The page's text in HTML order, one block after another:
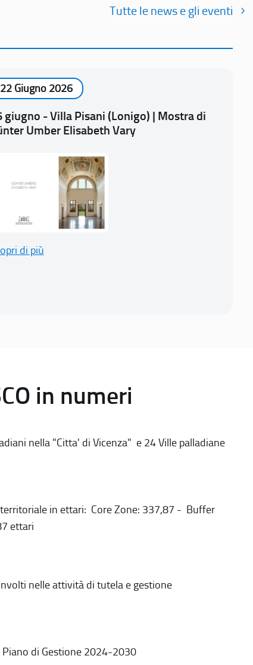
Tutte le news e gli eventi
22 Giugno 2026
giugno - Villa Pisani (Lonigo) | Mostra di
Umber Elisabeth Vary
di più
in numeri
nella "Citta' di Vicenza" e 24 Ville palladiane
in ettari: Core Zone: 337,87 - Buffer
ettari
nelle attività di tutela e gestione
di Gestione 2024-2030